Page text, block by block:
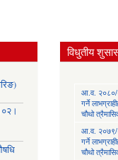
विधुतीय
आ.व. २०८०/
गर्ने
चौथो
आ.व. २०७९/
गर्ने
चौथो